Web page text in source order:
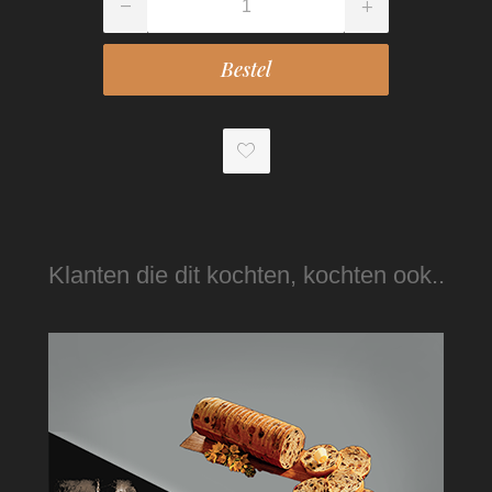
Klanten die dit kochten, kochten ook..